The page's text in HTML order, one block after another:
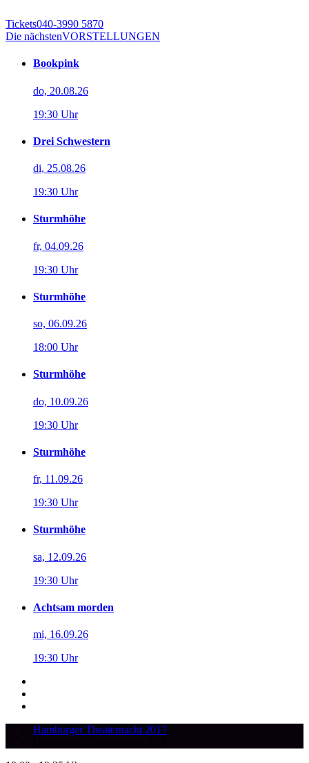
Tickets040-3990 5870
Die nächstenVORSTELLUNGEN
Bookpink
do, 20.08.26
19:30 Uhr
Drei Schwestern
di, 25.08.26
19:30 Uhr
Sturmhöhe
fr, 04.09.26
19:30 Uhr
Sturmhöhe
so, 06.09.26
18:00 Uhr
Sturmhöhe
do, 10.09.26
19:30 Uhr
Sturmhöhe
fr, 11.09.26
19:30 Uhr
Sturmhöhe
sa, 12.09.26
19:30 Uhr
Achtsam morden
mi, 16.09.26
19:30 Uhr
Hamburger Theaternacht 2017